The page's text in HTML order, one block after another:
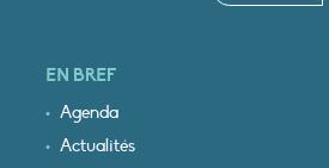
EN BREF
Agenda
Actualités